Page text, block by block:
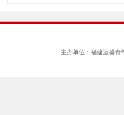
主办单位：福建运盛